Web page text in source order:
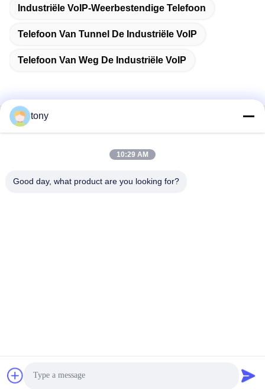
Industriële VoIP-Weerbestendige Telefoon
Telefoon Van Tunnel De Industriële VoIP
Telefoon Van Weg De Industriële VoIP
Snel contact
Zhihui Innovation Center, gebouw A, zaal 607, Shenzhen -
2022-2026 Shenzhen Yuantong Modern Technology Co., Ltd. .
Alle rechten voorbehoudena.
tony
10:29 AM
Good day, what product are you looking for?